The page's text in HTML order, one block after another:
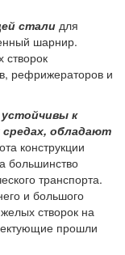
стали для
шарнир.
створок
рефрижераторов и
устойчивы к
средах, обладают
конструкции
большинство
транспорта.
и большого
створок на
прошли